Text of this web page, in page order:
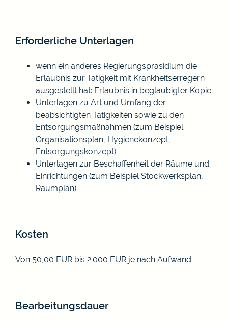
Erforderliche Unterlagen
wenn ein anderes Regierungspräsidium die
Erlaubnis zur Tätigkeit mit Krankheitserregern
ausgestellt hat: Erlaubnis in beglaubigter Kopie
Unterlagen zu Art und Umfang der
beabsichtigten Tätigkeiten sowie zu den
Entsorgungsmaßnahmen (zum Beispiel
Organisationsplan, Hygienekonzept,
Entsorgungskonzept)
Unterlagen zur Beschaffenheit der Räume und
Einrichtungen (zum Beispiel Stockwerksplan,
Raumplan)
Kosten
Von 50,00 EUR bis 2.000 EUR je nach Aufwand
Bearbeitungsdauer